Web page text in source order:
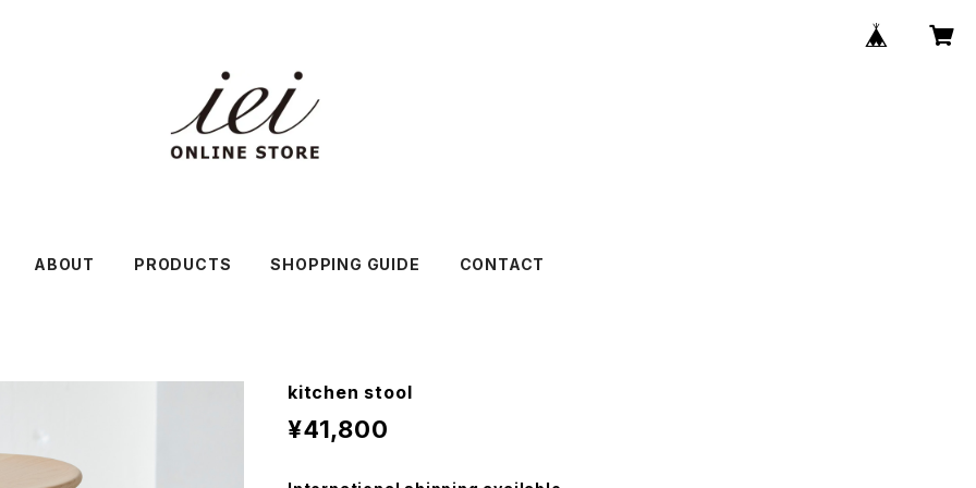
ABOUT PRODUCTS SHOPPING GUIDE CONTACT
kitchen stool
¥41,800